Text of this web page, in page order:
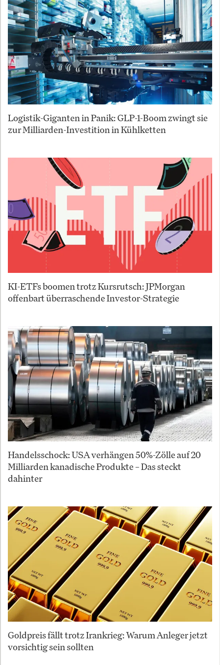
Logistik-Giganten in Panik: GLP-1-Boom zwingt sie
zur Milliarden-Investition in Kühlketten
KI-ETFs boomen trotz Kursrutsch: JPMorgan
offenbart überraschende Investor-Strategie
Handelsschock: USA verhängen 50%-Zölle auf 20
Milliarden kanadische Produkte – Das steckt
dahinter
Goldpreis fällt trotz Irankrieg: Warum Anleger jetzt
vorsichtig sein sollten